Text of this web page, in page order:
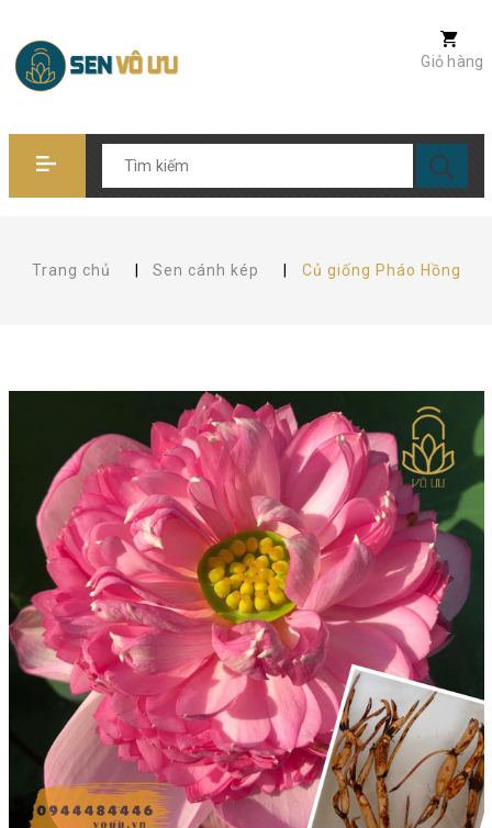
Giỏ hàng
Trang chủ Sen cánh kép Củ giống Pháo Hồng